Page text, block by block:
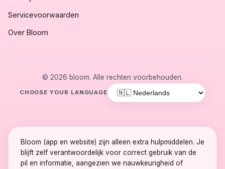
Servicevoorwaarden
Over Bloom
© 2026 bloom. Alle rechten voorbehouden.
CHOOSE YOUR LANGUAGE
Bloom (app en website) zijn alleen extra hulpmiddelen. Je
blijft zelf verantwoordelijk voor correct gebruik van de
pil en informatie, aangezien we nauwkeurigheid of